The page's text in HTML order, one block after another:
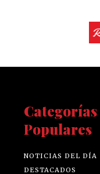
Categorías
Populares
NOTICIAS DEL DÍA
DESTACADOS